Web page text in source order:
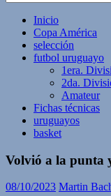
Inicio
Copa América
selección
futbol uruguayo
1era.
2da.
Amateur
Fichas técnicas
uruguayos
basket
Volvió a la punta
08/10/2023 Martin